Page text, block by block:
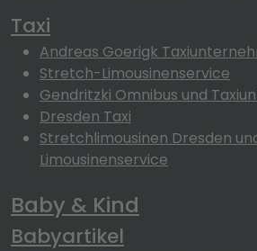
Taxi
Andreas Goerigk
Stretch-Limousinenservice
Gendritzki Omnibus und
Dresden Taxi
Stretchlimousinen Dresden
Limousinenservice
Baby & Kind
Babyartikel